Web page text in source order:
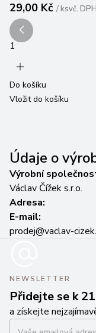
29,00 Kč /ksvč. DPH
Do košíku
Vložit do košíku
Údaje o
Výrobní
Václav Čížek s.r.o.
Adresa:
E-mail:
prodej@vaclav-
NEWSLETTER
Přidejte se k
a získejte